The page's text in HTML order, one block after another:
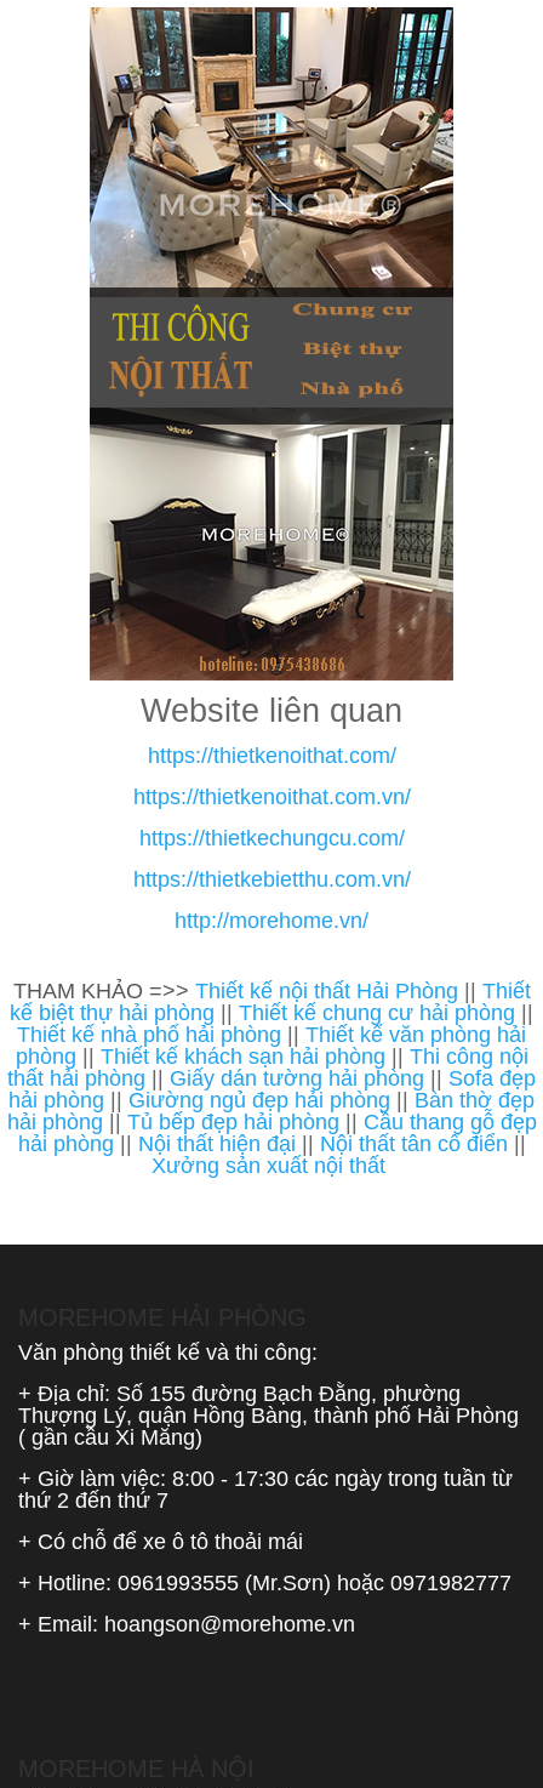
Website liên quan
https://thietkenoithat.com/
https://thietkenoithat.com.vn/
https://thietkechungcu.com/
https://thietkebietthu.com.vn/
http://morehome.vn/
THAM KHẢO =>> Thiết kế nội thất Hải Phòng
Thiết
kế biệt thự hải phòng
Thiết kế chung cư hải phòng
Thiết kế nhà phố hải phòng
Thiết kế văn phòng hải
phòng
Thiết kế khách sạn hải phòng
Thi công nội
thất hải phòng
Giấy dán tường hải phòng
Sofa đẹp
hải phòng
Giường ngủ đẹp hải phòng
Bàn thờ đẹp
hải phòng
Tủ bếp đẹp hải phòng
Cầu thang gỗ đẹp
hải phòng
Nội thất hiện đại Nội thất tân cổ điển
Xưởng sản xuất nội thất
Văn phòng thiết kế và thi công:
+ Địa chỉ: Số 155 đường Bạch Đằng, phường
Thượng Lý, quận Hồng Bàng, thành phố Hải Phòng
( gần cầu Xi Măng)
+ Giờ làm việc: 8:00 - 17:30 các ngày trong tuần từ
thứ 2 đến thứ 7
+ Có chỗ để xe ô tô thoải mái
+ Hotline: 0961993555 (Mr.Sơn) hoặc 0971982777
+ Email: hoangson@morehome.vn